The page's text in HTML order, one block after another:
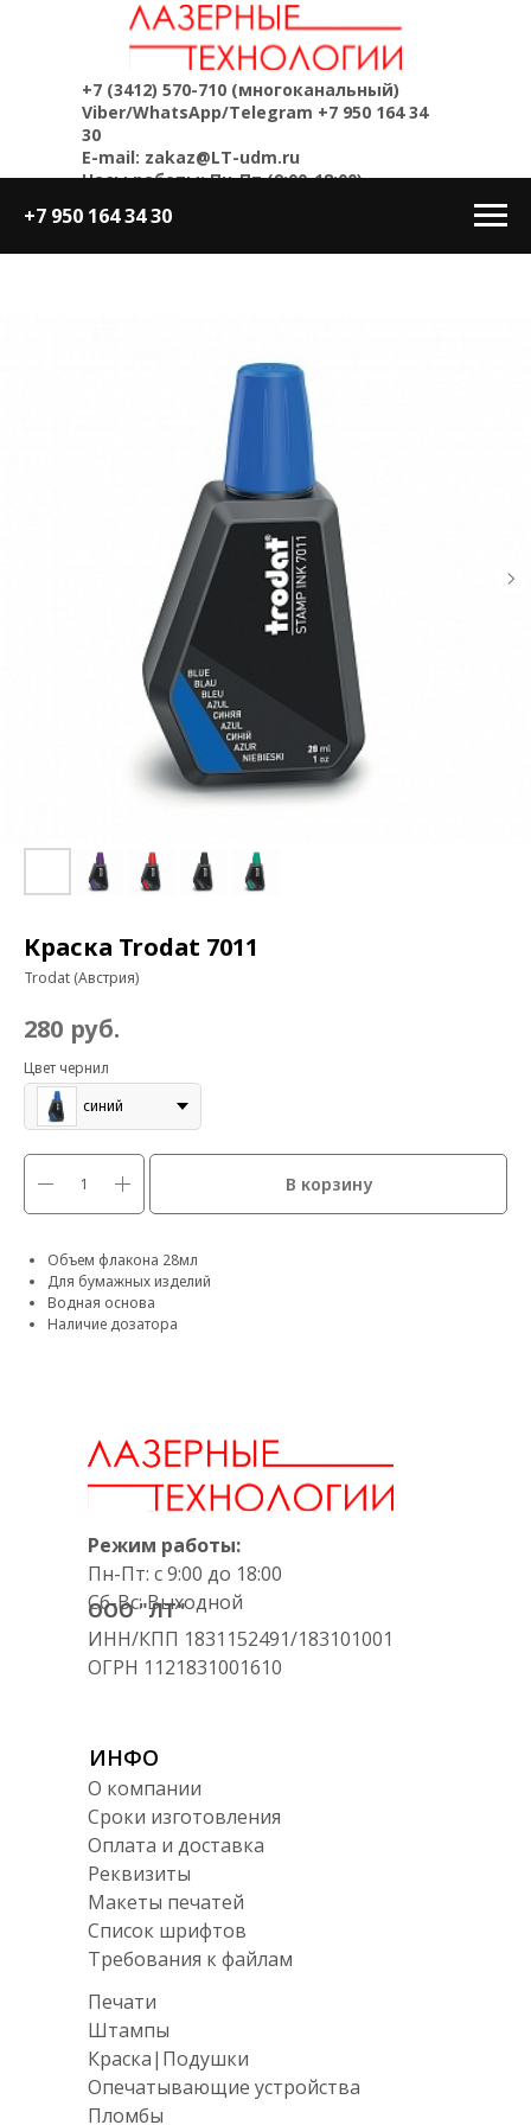
+7 (3412) 570-710 (многоканальный)
Viber/WhatsApp/Telegram +7 950 164 34
30
E-mail: zakaz@LT-udm.ru
Часы работы: Пн-Пт (9:00-18:00)
+7 950 164 34 30
Краска Trodat 7011
Trodat (Австрия)
280 руб.
Цвет чернил
синий
В корзину
Объем флакона 28мл
Для бумажных изделий
Водная основа
Наличие дозатора
ИНФО
Режим работы:
Пн-Пт: с 9:00 до 18:00
Сб-Вс: Выходной
О компании
Сроки изготовления
Оплата и доставка
Реквизиты
Макеты печатей
Список шрифтов
Требования к файлам
Печати
Штампы
Краска|Подушки
Опечатывающие устройства
Пломбы
ООО "ЛТ"
ИНН/КПП 1831152491/183101001
ОГРН 1121831001610